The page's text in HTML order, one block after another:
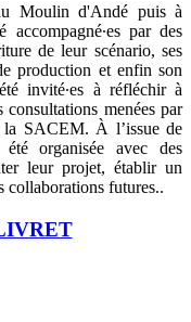
Moulin d'Andé puis à
accompagné∙es par des
de leur scénario, ses
production et enfin son
invité∙es à réfléchir à
menées par
la SACEM. À l’issue de
organisée avec des
leur projet, établir un
collaborations futures..